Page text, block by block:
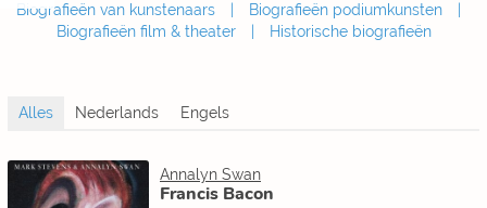
Biografieën van kunstenaars
Biografieën podiumkunsten
Biografieën film & theater
Historische biografieën
Annalyn Swan
Francis Bacon